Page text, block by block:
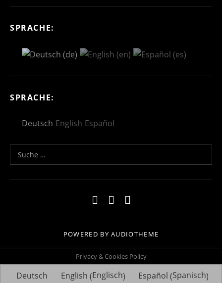
SPRACHE:
SPRACHE:
Deutsch English Español
Suche nach:
Social Media Profiles
Impressum
Kontakt
POWERED BYAUDIOTHEME
Privacy & Cookies Policy
Deutsch English (Englisch) Español (Spanisch)